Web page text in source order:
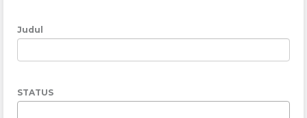
Judul
STATUS